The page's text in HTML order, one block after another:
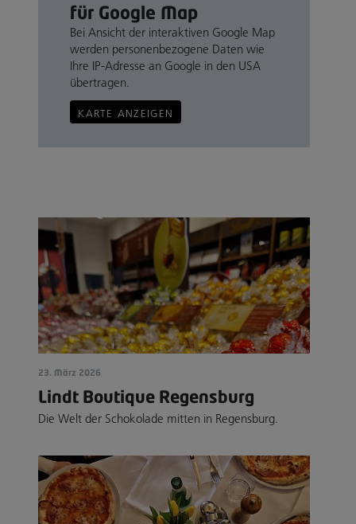
für Google Map
Bei Ansicht der interaktiven Google Map
werden personenbezogene Daten wie
Ihre IP-Adresse an Google in den USA
übertragen.
KARTE ANZEIGEN
23. März 2026
Lindt Boutique Regensburg
Die Welt der Schokolade mitten in Regensburg.